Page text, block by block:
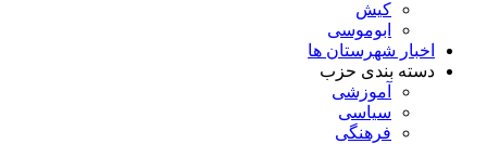
کیش
ابوموسی
اخبار شهرستان ها
دسته بندی حزب
آموزشی
سیاسی
فرهنگی